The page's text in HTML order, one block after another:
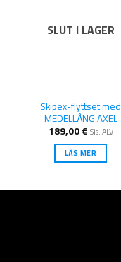
väljas
SLUT I LAGER
Skipex-flyttset med
MEDELLÅNG AXEL
189,00 € Sis. ALV
LÄS MER